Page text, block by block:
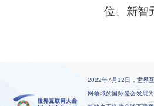
位、新智
2022年7月12日，世界
网领域的国际盛会发展